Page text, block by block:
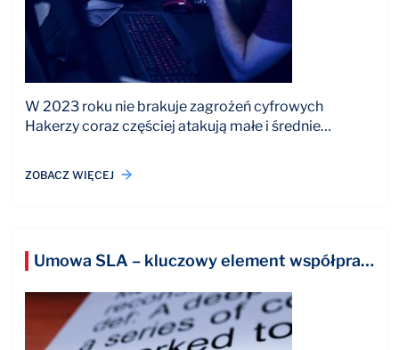
W 2023 roku nie brakuje zagrożeń cyfrowych
Hakerzy coraz częściej atakują małe i średnie…
ZOBACZ WIĘCEJ
Umowa SLA – kluczowy element współpracy z firmą outsourcingową